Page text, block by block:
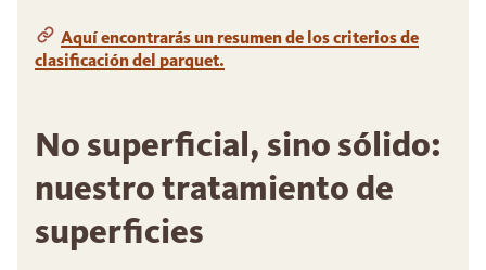
Aquí encontrarás un resumen de los criterios de
clasificación del parquet.
No superficial, sino sólido:
nuestro tratamiento de
superficies